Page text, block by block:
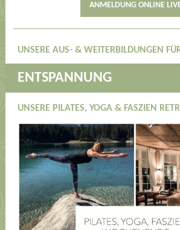
ANMELDUNG ONLINE
UNSERE AUS- & WEITERBILDUNGEN
ENTSPANNUNG
UNSERE PILATES, YOGA & FASZIEN